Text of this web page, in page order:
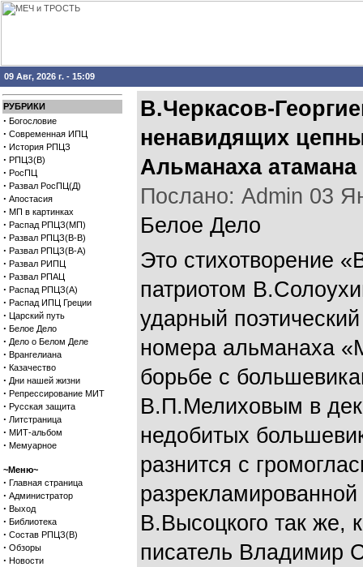
09 Авг, 2026 г. - 15:09
РУБРИКИ
· Богословие
· Современная ИПЦ
· История РПЦЗ
· РПЦЗ(В)
· РосПЦ
· Развал РосПЦ(Д)
· Апостасия
· МП в картинках
· Распад РПЦЗ(МП)
· Развал РПЦЗ(В-В)
· Развал РПЦЗ(В-А)
· Развал РИПЦ
· Развал РПАЦ
· Распад РПЦЗ(А)
· Распад ИПЦ Греции
· Царский путь
· Белое Дело
· Дело о Белом Деле
· Врангелиана
· Казачество
· Дни нашей жизни
· Репрессирование МИТ
· Русская защита
· Литстраница
· МИТ-альбом
· Мемуарное
~Меню~
· Главная страница
· Администратор
· Выход
· Библиотека
· Состав РПЦЗ(В)
· Обзоры
· Новости
В.Черкасов-
ненавидящих
Альманаха
Послано: Admin 03
Белое Дело
Это стихотворение
патриотом
ударный
номера альманаха
борьбе с
В.П.Мелиховым в
недобитых
разнится с
В.Высоцкого так же,
писатель Владимир